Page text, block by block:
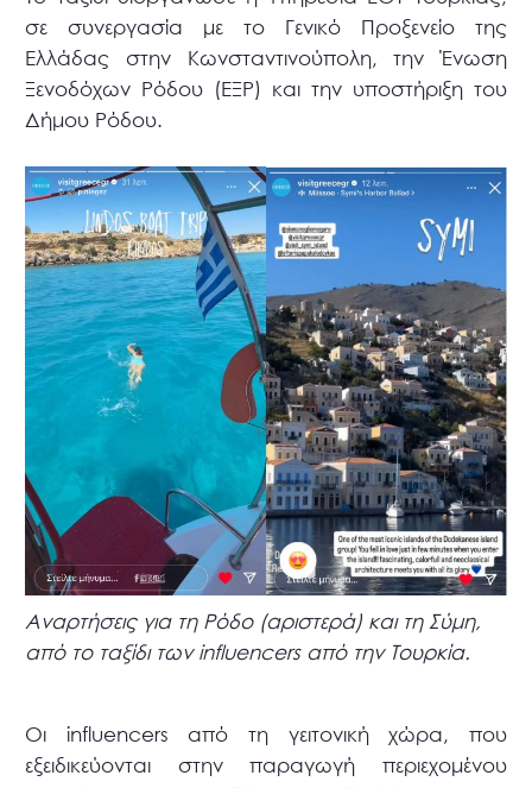
σε συνεργασία με το Γενικό Προξενείο της
Ελλάδας στην Κωνσταντινούπολη, την Ένωση
Ξενοδόχων Ρόδου (ΕΞΡ) και την υποστήριξη του
Δήμου Ρόδου.
Αναρτήσεις για τη Ρόδο (αριστερά) και τη Σύμη,
από το ταξίδι των influencers από την Τουρκία.
Οι influencers από τη γειτονική χώρα, που
εξειδικεύονται στην παραγωγή περιεχομένου